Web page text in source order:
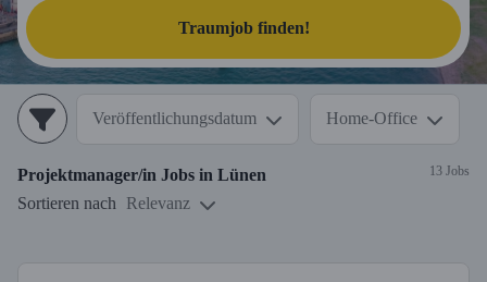
Traumjob finden!
Veröffentlichungsdatum Home-Office
Projektmanager/in Jobs in Lünen 13 Jobs
Sortieren nach Relevanz